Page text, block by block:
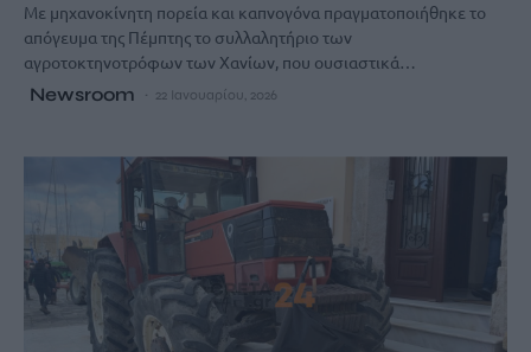
Με μηχανοκίνητη πορεία και καπνογόνα πραγματοποιήθηκε το
απόγευμα της Πέμπτης το συλλαλητήριο των
αγροτοκτηνοτρόφων των Χανίων, που ουσιαστικά…
Newsroom 22 Ιανουαρίου, 2026